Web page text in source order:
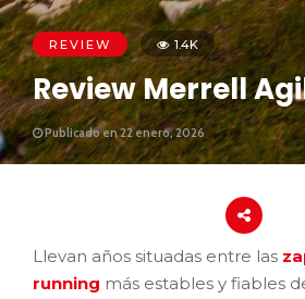
REVIEW 1.4K
Review Merrell
Publicado en 22 enero, 2026
Llevan años situadas entre las
running más estables y fiables